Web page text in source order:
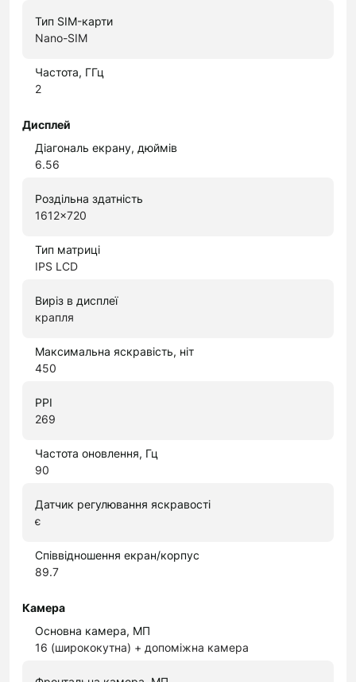
Тип SIM-карти
Nano-SIM
Частота, ГГц
2
Дисплей
Діагональ екрану, дюймів
6.56
Роздільна здатність
1612x720
Тип матриці
IPS LCD
Виріз в дисплеї
крапля
Максимальна яскравість, ніт
450
PPI
269
Частота оновлення, Гц
90
Датчик регулювання яскравості
є
Співвідношення екран/корпус
89.7
Камера
Основна камера, МП
16 (ширококутна) + допоміжна камера